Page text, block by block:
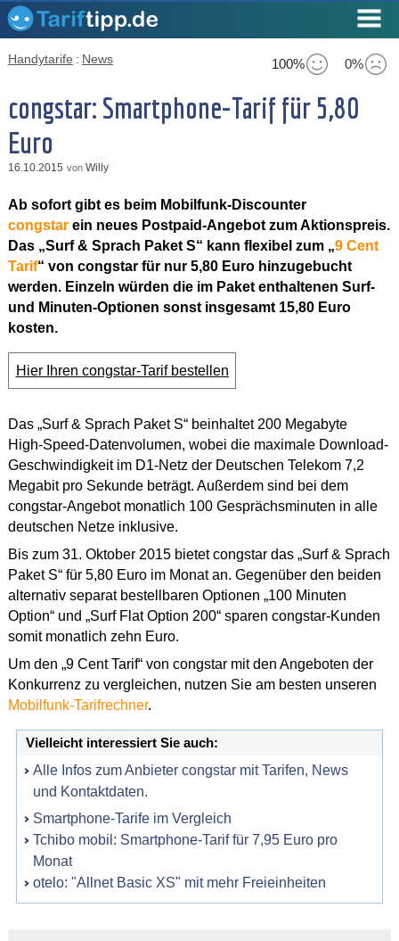
100% 0%
Handytarife : News
congstar: Smartphone-Tarif für 5,80
Euro
16.10.2015 von Willy
Ab sofort gibt es beim Mobilfunk-Discounter
congstarein neues Postpaid-Angebot zum Aktionspreis.
Das „Surf & Sprach Paket S“ kann flexibel zum „9 Cent
Tarif“ von congstar für nur 5,80 Euro hinzugebucht
werden. Einzeln würden die im Paket enthaltenen Surf-
und Minuten-Optionen sonst insgesamt 15,80 Euro
kosten.
Hier Ihren congstar-Tarif bestellen
Das „Surf & Sprach Paket S“ beinhaltet 200 Megabyte
High-Speed-Datenvolumen, wobei die maximale Download-
Geschwindigkeit im D1-Netz der Deutschen Telekom 7,2
Megabit pro Sekunde beträgt. Außerdem sind bei dem
congstar-Angebot monatlich 100 Gesprächsminuten in alle
deutschen Netze inklusive.
Bis zum 31. Oktober 2015 bietet congstar das „Surf & Sprach
Paket S“ für 5,80 Euro im Monat an. Gegenüber den beiden
alternativ separat bestellbaren Optionen „100 Minuten
Option“ und „Surf Flat Option 200“ sparen congstar-Kunden
somit monatlich zehn Euro.
Um den „9 Cent Tarif“ von congstar mit den Angeboten der
Konkurrenz zu vergleichen, nutzen Sie am besten unseren
Mobilfunk-Tarifrechner.
Vielleicht interessiert Sie auch:
Alle Infos zum Anbieter congstar mit Tarifen, News
und Kontaktdaten.
Smartphone-Tarife im Vergleich
Tchibo mobil: Smartphone-Tarif für 7,95 Euro pro
Monat
otelo: "Allnet Basic XS" mit mehr Freieinheiten